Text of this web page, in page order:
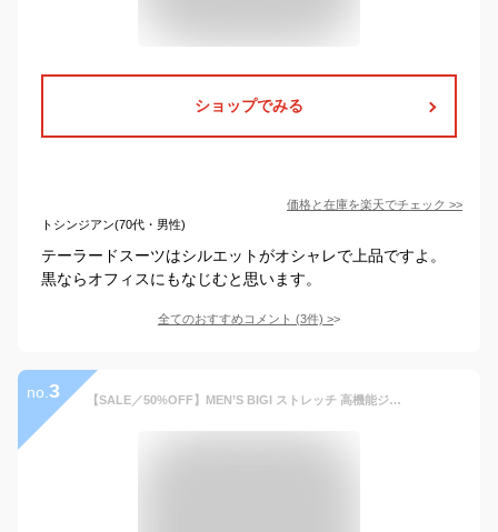
ショップでみる
価格と在庫を楽天でチェック >>
トシンジアン(70代・男性)
テーラードスーツはシルエットがオシャレで上品ですよ。
黒ならオフィスにもなじむと思います。
全てのおすすめコメント (3件) >
no. 3 【SALE／50%OFF】MEN’S BIGI ストレッチ 高機能ジャケット / EVALET (同素材パンツあり セットアップ 可能) メンズ ビギ コート/ジャケット コート/ジャケットその他 ネイビー ブラウン【RBA_E】【送料無料】